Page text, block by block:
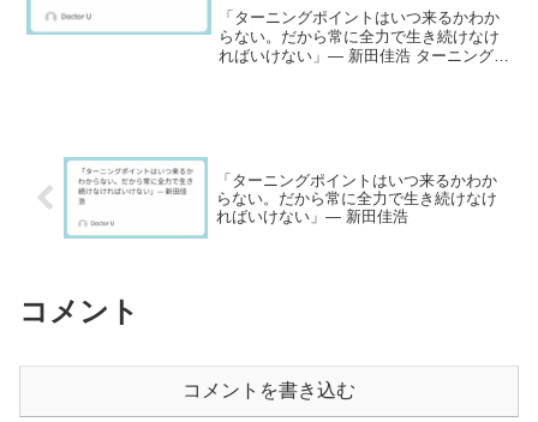
新田佳浩
「ターニングポイントはいつ来るかわか
らない。だから常に全力で生き続けなけ
ればいけない」— 新田佳浩 ターニングポ
「ターニングポイントはいつ来るかわか
らない。だから常に全力で生き続けなけ
ればいけない」— 新田佳浩
コメント
コメントを書き込む